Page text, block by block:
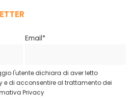
Email*
l'utente dichiara di aver letto
e di acconsentire al trattamento dei
Privacy